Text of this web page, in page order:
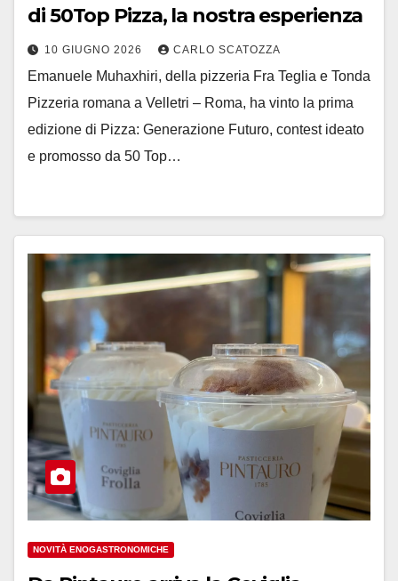
di 50Top Pizza, la nostra esperienza
10 GIUGNO 2026 CARLO SCATOZZA
Emanuele Muhaxhiri, della pizzeria Fra Teglia e Tonda
Pizzeria romana a Velletri – Roma, ha vinto la prima
edizione di Pizza: Generazione Futuro, contest ideato
e promosso da 50 Top…
NOVITÀ ENOGASTRONOMICHE